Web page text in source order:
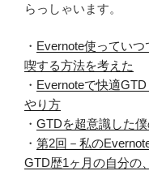
らっしゃいます。
・ Evernote使ってい
喫する方法を考えた
・ Evernoteで快適
やり方
・ GTDを超意識した
・ 第2回－私の
GTD歴1ヶ月の自分の